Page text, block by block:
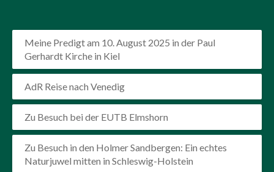
Meine Predigt am 10. August 2025 in der Paul
Gerhardt Kirche in Kiel
AdR Reise nach Venedig
Zu Besuch bei der EUTB Elmshorn
Zu Besuch in den Holmer Sandbergen: Ein echtes
Naturjuwel mitten in Schleswig-Holstein